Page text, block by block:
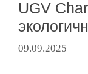
UGV
09.09.2025